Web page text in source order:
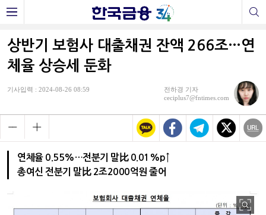
상반기 보험사 대출채권 잔액 266조…연
체율 상승세 둔화
기사입력 : 2024-08-26 08:59
전하경 기자
ceciplus7@fntimes.com
연체율 0.55%…전분기 말比 0.01%p↑
총여신 전분기 말比 2조2000억원 줄어